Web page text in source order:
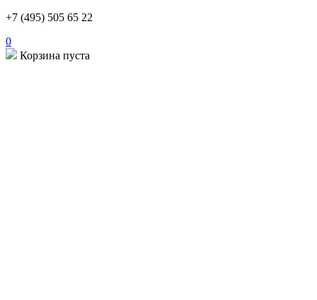
+7 (495) 505 65 22
0
Корзина пуста